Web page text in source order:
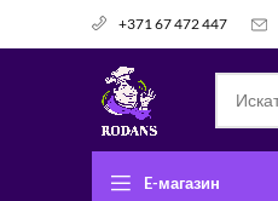
+371 67 472 447
E-магазин